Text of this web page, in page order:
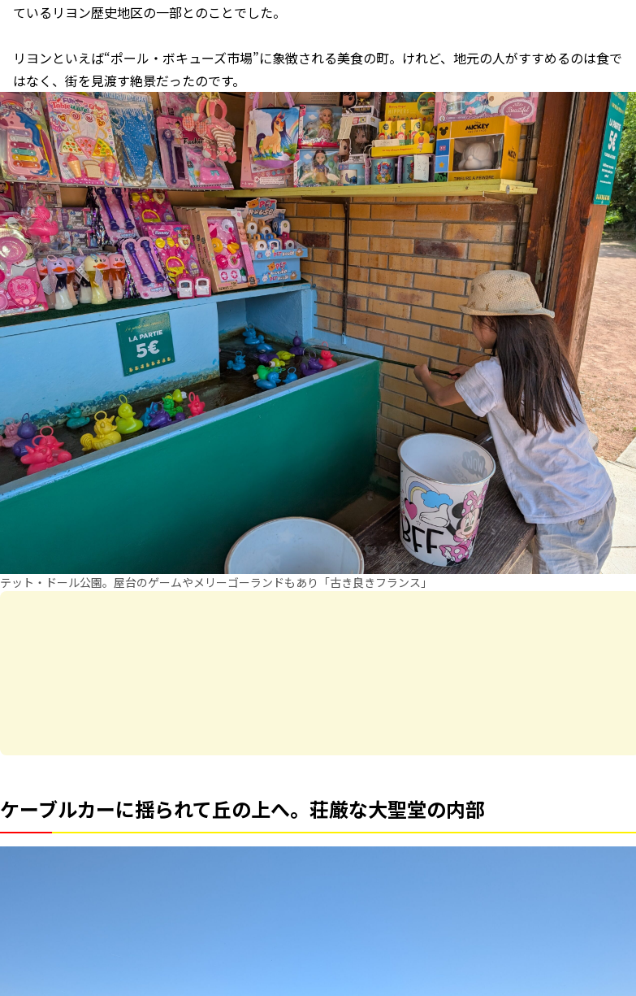
ているリヨン歴史地区の一部とのことでした。
リヨンといえば“ポール・ボキューズ市場”に象徴される美食の町。けれど、地元の人がすすめるのは食で
はなく、街を見渡す絶景だったのです。
テット・ドール公園。屋台のゲームやメリーゴーランドもあり「古き良きフランス」
ケーブルカーに揺られて丘の上へ。荘厳な大聖堂の内部